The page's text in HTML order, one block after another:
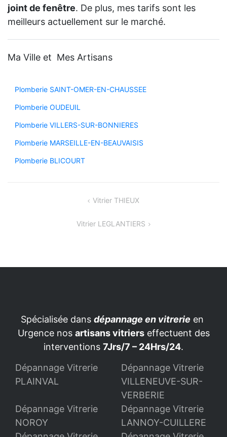
joint de fenêtre. De plus, mes tarifs sont les
meilleurs actuellement sur le marché.
Ma Ville et Mes Artisans
Plomberie SAINT-OMER-EN-CHAUSSEE
Plomberie OUDEUIL
Plomberie VILLERS-SUR-BONNIERES
Plomberie MARSEILLE-EN-BEAUVAISIS
Plomberie BLICOURT
Vitrier THIEUX
Vitrier LEGLANTIERS
Spécialisée dans dépannage en vitrerie en
Urgence nos artisans vitrierseffectuent des
interventions 7Jrs/7 – 24Hrs/24.
Dépannage Vitrerie
PLAINVAL
Dépannage Vitrerie
VILLENEUVE-SUR-
VERBERIE
Dépannage Vitrerie
NOROY
Dépannage Vitrerie
LANNOY-CUILLERE